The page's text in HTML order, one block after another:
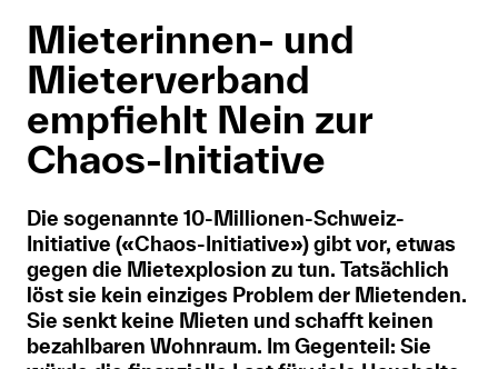
Shop
Suche
Mieterinnen- und
Mieterverband
empfiehlt Nein zur
Chaos-Initiative
Die sogenannte 10-Millionen-Schweiz-
Initiative («Chaos-Initiative») gibt vor, etwas
gegen die Mietexplosion zu tun. Tatsächlich
löst sie kein einziges Problem der Mietenden.
Sie senkt keine Mieten und schafft keinen
bezahlbaren Wohnraum. Im Gegenteil: Sie